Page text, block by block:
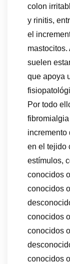
colon
y rinitis,
el
mastocitos.
suelen
que apoya
Por todo
incremento
en el tejido
estímulos,
conocidos
conocidos
conocidos
conocidos
conocidos